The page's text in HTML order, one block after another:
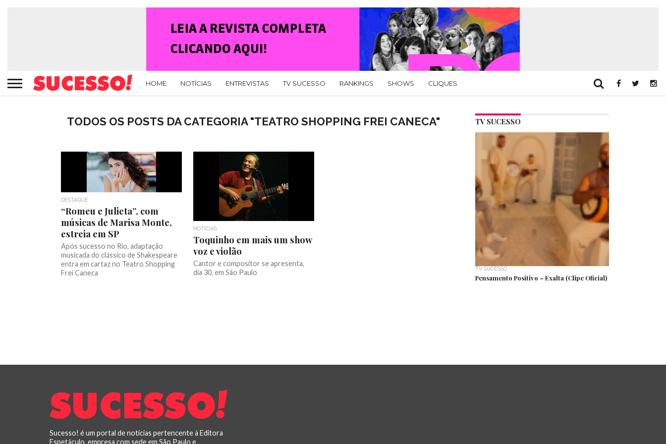
HOME NOTÍCIAS ENTREVISTAS TV SUCESSO RANKINGS SHOWS CLIQUES
TODOS OS POSTS DA CATEGORIA "TEATRO SHOPPING FREI CANECA"
DESTAQUE
“Romeu e Julieta”, com
músicas de Marisa Monte,
estreia em SP
Após sucesso no Rio, adaptação
musicada do clássico de Shakespeare
entra em cartaz no Teatro Shopping
Frei Caneca
NOTÍCIAS
Toquinho em mais um show
voz e violão
Cantor e compositor se apresenta,
dia 30, em São Paulo
TV SUCESSO
TV SUCESSO
Pensamento Positivo – Exalta (Clipe Oficial)
Sucesso! é um portal de notícias pertencente à Editora
Espetáculo, empresa com sede em São Paulo e